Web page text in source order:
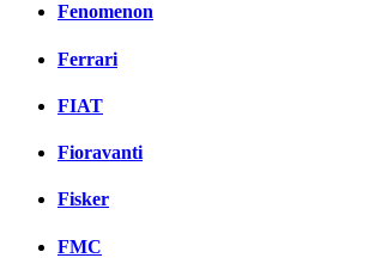
Fenomenon
Ferrari
FIAT
Fioravanti
Fisker
FMC